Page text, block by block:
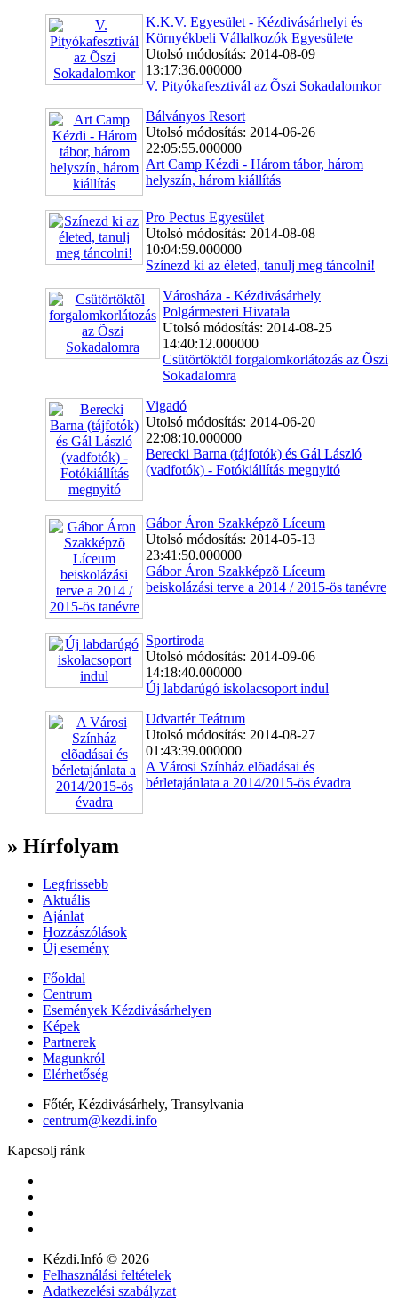
K.K.V. Egyesület - Kézdivásárhelyi és
Környékbeli Vállalkozók Egyesülete
Utolsó módosítás: 2014-08-09
13:17:36.000000
V. Pityókafesztivál az Õszi Sokadalomkor
Bálványos Resort
Utolsó módosítás: 2014-06-26
22:05:55.000000
Art Camp Kézdi - Három tábor, három
helyszín, három kiállítás
Pro Pectus Egyesület
Utolsó módosítás: 2014-08-08
10:04:59.000000
Színezd ki az életed, tanulj meg táncolni!
Városháza - Kézdivásárhely
Polgármesteri Hivatala
Utolsó módosítás: 2014-08-25
14:40:12.000000
Csütörtöktõl forgalomkorlátozás az Õszi
Sokadalomra
Vigadó
Utolsó módosítás: 2014-06-20
22:08:10.000000
Berecki Barna (tájfotók) és Gál László
(vadfotók) - Fotókiállítás megnyitó
Gábor Áron Szakképzõ Líceum
Utolsó módosítás: 2014-05-13
23:41:50.000000
Gábor Áron Szakképzõ Líceum
beiskolázási terve a 2014 / 2015-ös tanévre
Sportiroda
Utolsó módosítás: 2014-09-06
14:18:40.000000
Új labdarúgó iskolacsoport indul
Udvartér Teátrum
Utolsó módosítás: 2014-08-27
01:43:39.000000
A Városi Színház elõadásai és
bérletajánlata a 2014/2015-ös évadra
» Hírfolyam
Legfrissebb
Aktuális
Ajánlat
Hozzászólások
Új esemény
Főoldal
Centrum
Események Kézdivásárhelyen
Képek
Partnerek
Magunkról
Elérhetőség
Főtér, Kézdivásárhely, Transylvania
centrum@kezdi.info
Kapcsolj ránk
Kézdi.Infó © 2026
Felhasználási feltételek
Adatkezelési szabályzat